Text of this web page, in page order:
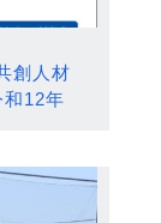
創人材
12年